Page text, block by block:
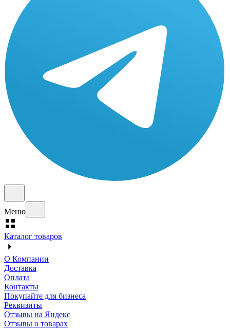
Меню
Каталог товаров
О Компании
Доставка
Оплата
Контакты
Покупайте для бизнеса
Реквизиты
Отзывы на Яндекс
Отзывы о товарах